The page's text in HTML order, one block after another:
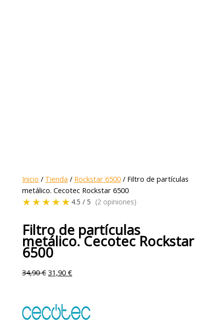
Inicio / Tienda / Rockstar 6500 / Filtro de partículas
metálico. Cecotec Rockstar 6500
★★★★★ 4.5 / 5 (2 opiniones)
Filtro de partículas
metálico. Cecotec Rockstar
6500
34,90€ 31,90€